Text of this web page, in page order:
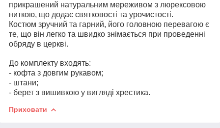
прикрашений натуральним мереживом з люрексовою
ниткою, що додає святковості та урочистості.
Костюм зручний та гарний, його головною перевагою є
те, що він легко та швидко знімається при проведенні
обряду в церкві.
До комплекту входять:
- кофта з довгим рукавом;
- штани;
- берет з вишивкою у вигляді хрестика.
Приховати